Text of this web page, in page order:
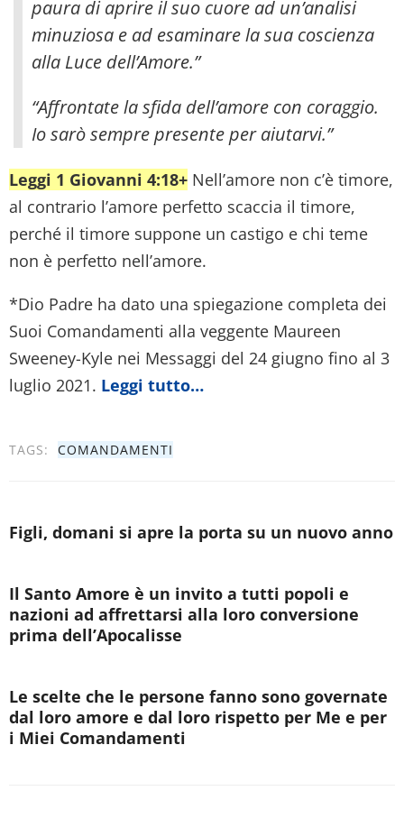
paura di aprire il suo cuore ad un’analisi
minuziosa e ad esaminare la sua coscienza
alla Luce dell’Amore.”
“Affrontate la sfida dell’amore con coraggio.
Io sarò sempre presente per aiutarvi.”
Leggi 1 Giovanni 4:18+ Nell’amore non c’è timore,
al contrario l’amore perfetto scaccia il timore,
perché il timore suppone un castigo e chi teme
non è perfetto nell’amore.
*Dio Padre ha dato una spiegazione completa dei
Suoi Comandamenti alla veggente Maureen
Sweeney-Kyle nei Messaggi del 24 giugno fino al 3
luglio 2021. Leggi tutto…
TAGS: COMANDAMENTI
Figli, domani si apre la porta su un nuovo anno
Il Santo Amore è un invito a tutti popoli e
nazioni ad affrettarsi alla loro conversione
prima dell’Apocalisse
Le scelte che le persone fanno sono governate
dal loro amore e dal loro rispetto per Me e per
i Miei Comandamenti